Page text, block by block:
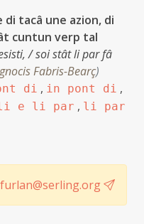
tacâ une azion, di
cuntun verp tal
/ soi stât li par fâ
Fabris-Bearç)
di , in pont di ,
e li par , li par